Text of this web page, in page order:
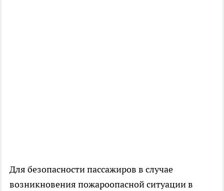
Для безопасности пассажиров в случае
возникновения пожароопасной ситуации в